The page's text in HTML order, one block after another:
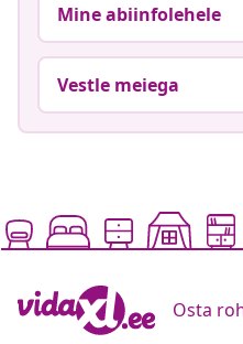
Mine abiinfolehele
Vestle meiega
Osta